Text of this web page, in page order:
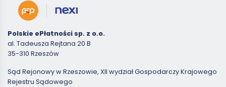
Polskie ePłatności sp. z o.o.
al. Tadeusza Rejtana 20 B
35-310 Rzeszów
Sąd Rejonowy w Rzeszowie, XII wydział Gospodarczy Krajowego
Rejestru Sądowego